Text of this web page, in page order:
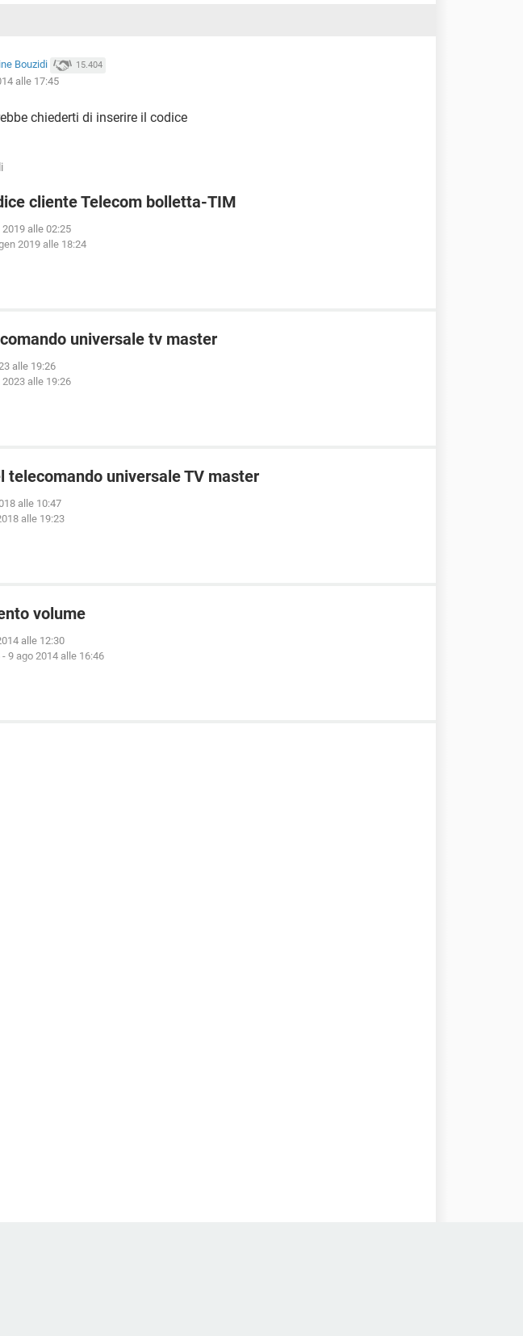
Bouzidi 15.404
alle 17:45
chiederti di inserire il codice
cliente Telecom bolletta-TIM
2019 alle 02:25
2019 alle 18:24
universale tv master
alle 19:26
alle 19:26
telecomando universale TV master
alle 10:47
alle 19:23
volume
alle 12:30
- 9 ago 2014 alle 16:46